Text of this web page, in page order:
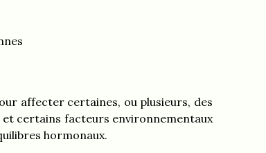
affecter certaines, ou plusieurs, des
et certains facteurs environnementaux
hormonaux.